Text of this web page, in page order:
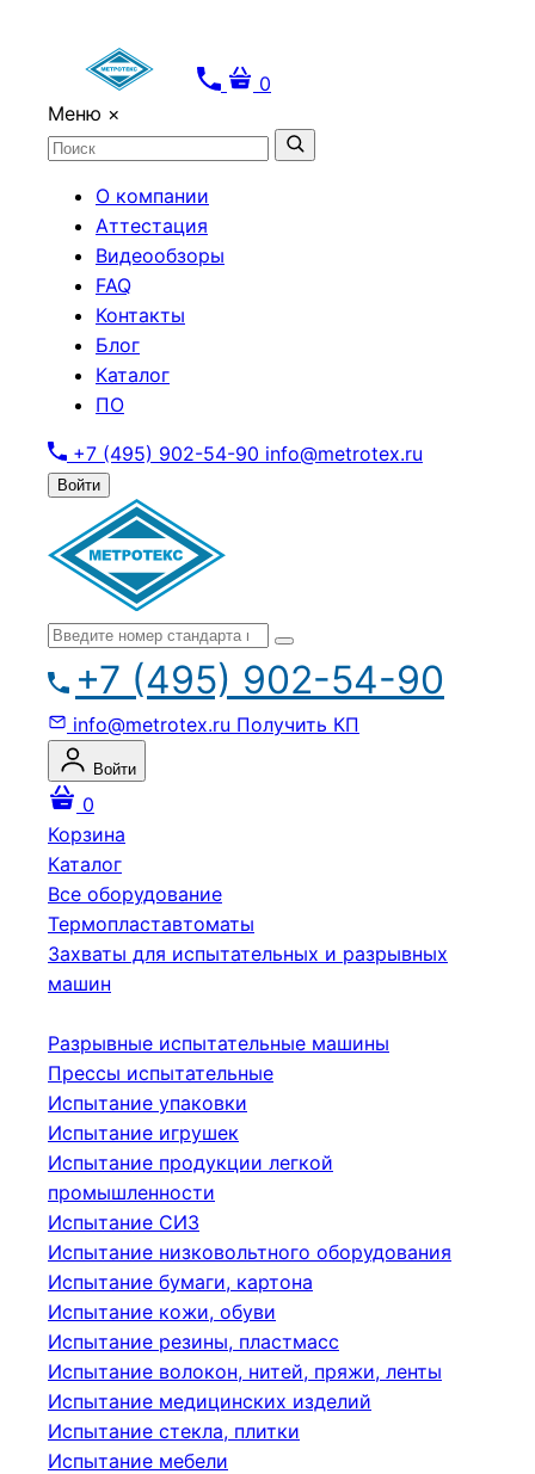
0
Меню ×
О компании
Аттестация
Видеообзоры
FAQ
Контакты
Блог
Каталог
ПО
+7 (495) 902-54-90 info@metrotex.ru
Войти
+7 (495) 902-54-90
info@metrotex.ru Получить КП
Войти
0
Корзина
Каталог
Все оборудование
Термопластавтоматы
Захваты для испытательных и разрывных
машин
Разрывные испытательные машины
Прессы испытательные
Испытание упаковки
Испытание игрушек
Испытание продукции легкой
промышленности
Испытание СИЗ
Испытание низковольтного оборудования
Испытание бумаги, картона
Испытание кожи, обуви
Испытание резины, пластмасс
Испытание волокон, нитей, пряжи, ленты
Испытание медицинских изделий
Испытание стекла, плитки
Испытание мебели